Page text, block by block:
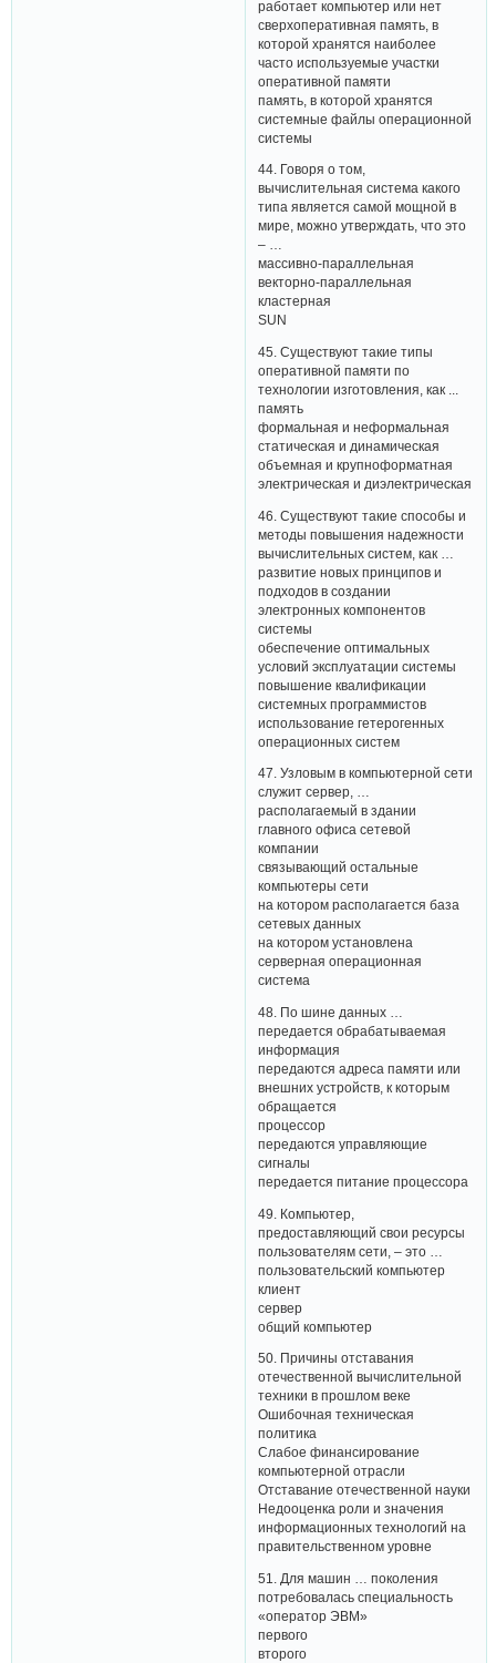
работает компьютер или нет
сверхоперативная память, в
которой хранятся наиболее
часто используемые участки
оперативной памяти
память, в которой хранятся
системные файлы операционной
системы
44. Говоря о том,
вычислительная система какого
типа является самой мощной в
мире, можно утверждать, что это
– …
массивно-параллельная
векторно-параллельная
кластерная
SUN
45. Существуют такие типы
оперативной памяти по
технологии изготовления, как ...
память
формальная и неформальная
статическая и динамическая
объемная и крупноформатная
электрическая и диэлектрическая
46. Существуют такие способы и
методы повышения надежности
вычислительных систем, как …
развитие новых принципов и
подходов в создании
электронных компонентов
системы
обеспечение оптимальных
условий эксплуатации системы
повышение квалификации
системных программистов
использование гетерогенных
операционных систем
47. Узловым в компьютерной сети
служит сервер, …
располагаемый в здании
главного офиса сетевой
компании
связывающий остальные
компьютеры сети
на котором располагается база
сетевых данных
на котором установлена
серверная операционная
система
48. По шине данных …
передается обрабатываемая
информация
передаются адреса памяти или
внешних устройств, к которым
обращается
процессор
передаются управляющие
сигналы
передается питание процессора
49. Компьютер,
предоставляющий свои ресурсы
пользователям сети, – это …
пользовательский компьютер
клиент
сервер
общий компьютер
50. Причины отставания
отечественной вычислительной
техники в прошлом веке
Ошибочная техническая
политика
Слабое финансирование
компьютерной отрасли
Отставание отечественной науки
Недооценка роли и значения
информационных технологий на
правительственном уровне
51. Для машин … поколения
потребовалась специальность
«оператор ЭВМ»
первого
второго